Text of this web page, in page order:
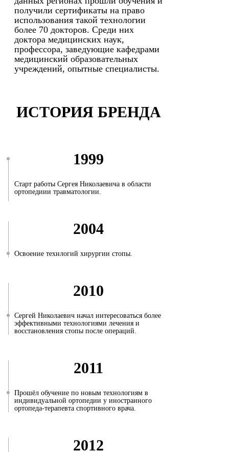
получили сертификаты на право
использования такой технологии
более 70 докторов. Среди них
доктора медицинских наук,
профессора, заведующие кафедрами
медицинский образовательных
учреждений, опытные специалисты.
ИСТОРИЯ БРЕНДА
1999
Старт работы Сергея Николаевича в области
ортопедиии травматологии.
2004
Освоение технлогий хирургии стопы.
2010
Сергей Николаевич начал интересоваться более
эффективными технологиями лечения и
восстановления стопы после операций.
2011
Прошёл обучение по новым технологиям в
индивидуальной ортопедии у иностранного
ортопеда-терапевта спортивного врача.
2012